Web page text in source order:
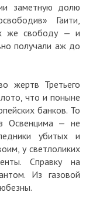
заметную долю
Гаити,
же свободу — и
получали аж до
жертв Третьего
что и поныне
банков. То
Освенцима — не
убитых и
у светлоликих
Справку на
Из газовой